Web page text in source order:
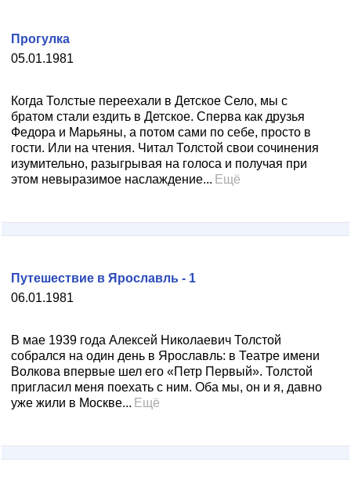
05.01.1981
Прогулка
Когда Толстые переехали в Детское Село, мы с
братом стали ездить в Детское. Сперва как друзья
Федора и Марьяны, а потом сами по себе, просто в
гости. Или на чтения. Читал Толстой свои сочинения
изумительно, разыгрывая на голоса и получая при
этом невыразимое наслаждение... Ещё
06.01.1981
Путешествие в Ярославль - 1
В мае 1939 года Алексей Николаевич Толстой
собрался на один день в Ярославль: в Театре имени
Волкова впервые шел его «Петр Первый». Толстой
пригласил меня поехать с ним. Оба мы, он и я, давно
уже жили в Москве... Ещё